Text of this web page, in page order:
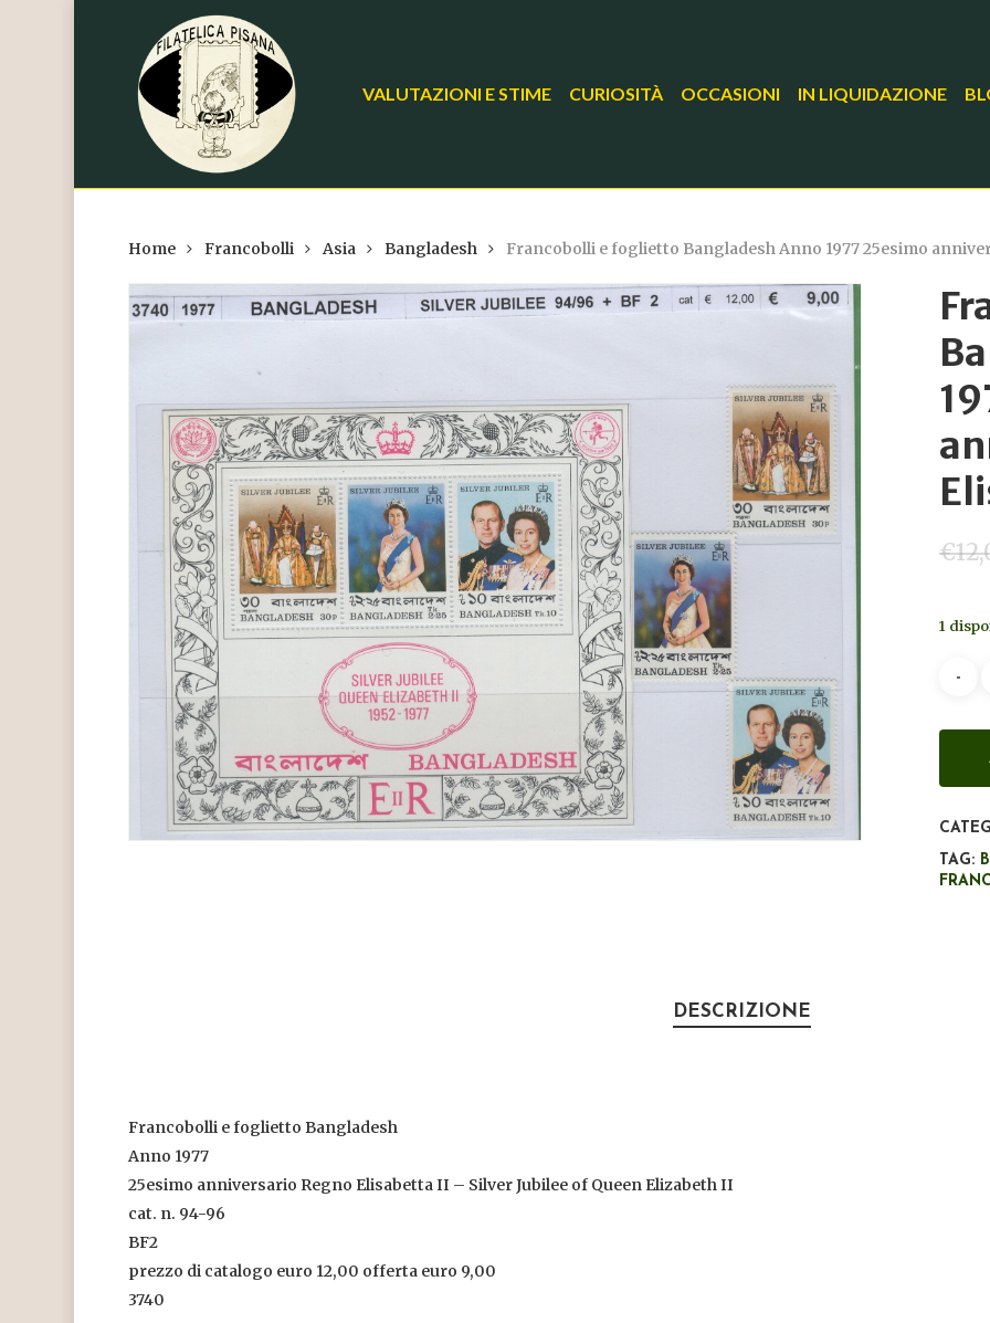
Hit enter to search or ESC to close
VALUTAZIONI E STIME CURIOSITÀ OCCASIONI IN LIQUIDAZIONE
Home Francobolli Asia Bangladesh Francobolli e foglietto Bangladesh Anno 1977 25esimo
€
1
TAG:
DESCRIZIONE
Francobolli e foglietto Bangladesh
Anno 1977
25esimo anniversario Regno Elisabetta II – Silver Jubilee of Queen Elizabeth II
cat. n. 94-96
BF2
prezzo di catalogo euro 12,00 offerta euro 9,00
3740